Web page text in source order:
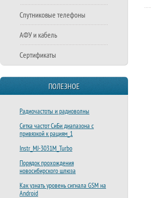
Спутниковые телефоны
АФУ и кабель
Сертификаты
ПОЛЕЗНОЕ
Радиочастоты и радиоволны
Сетка частот СиБи диапазона с
привязкой к рациям_1
Instr_MJ-3031M_Turbo
Порядок прохождения
новосибирского шлюза
Как узнать уровень сигнала GSM на
Android